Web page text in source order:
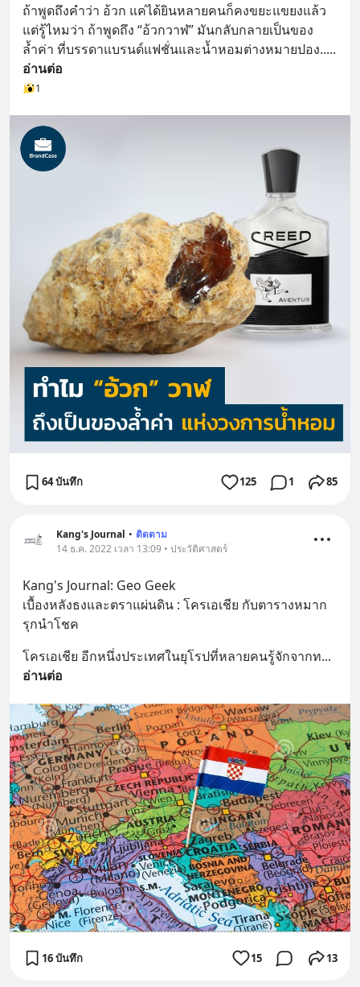
ถ้าพูดถึงคำว่า อ้วก แค่ได้ยินหลายคนก็คงขยะแขยงแล้ว
แต่รู้ไหมว่า ถ้าพูดถึง “อ้วกวาฬ” มันกลับกลายเป็นของ
ล้ำค่า ที่บรรดาแบรนด์แฟชั่นและน้ำหอมต่างหมายปอง..
อ่านต่อ
1
64 บันทึก 125 1 85
Kang's Journal • ติดตาม
14 ธ.ค. 2022 เวลา 13:09 • ประวัติศาสตร์
Kang's Journal: Geo Geek
เบื้องหลังธงและตราแผ่นดิน : โครเอเชีย กับตารางหมาก
รุกนำโชค
โครเอเชีย อีกหนึ่งประเทศในยุโรปที่หลายคนรู้จักจากท
อ่านต่อ
16 บันทึก 15 13